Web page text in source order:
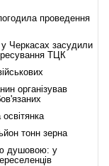
проведення
Черкасах засудили
ТЦК
організував
тонн зерна
душовою: у